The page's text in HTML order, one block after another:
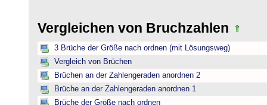
Vergleichen von Bruchzahlen
3 Brüche der Größe nach ordnen (mit Lösungsweg)
Vergleich von Brüchen
Brüchen an der Zahlengeraden anordnen 2
Brüche an der Zahlengeraden anordnen 1
Brüche der Größe nach ordnen